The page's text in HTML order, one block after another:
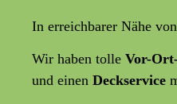
In erreichbarer Nähe
Wir haben tolle Vor-
und einen Deckservice